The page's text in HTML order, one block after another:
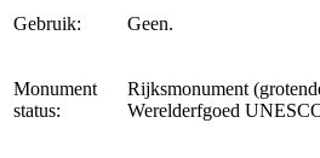
Gebruik: Geen.
Monument
status:
Rijksmonument
Werelderfgoed